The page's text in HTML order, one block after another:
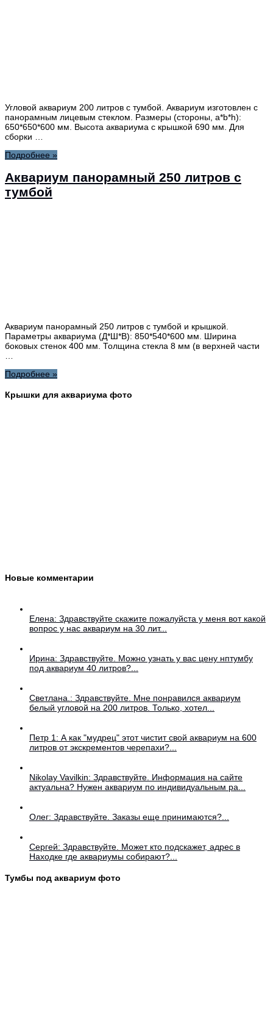
Угловой аквариум 200 литров с тумбой. Аквариум изготовлен с
панорамным лицевым стеклом. Размеры (стороны, a*b*h):
650*650*600 мм. Высота аквариума с крышкой 690 мм. Для
сборки …
Подробнее »
Аквариум панорамный 250 литров с
тумбой
Аквариум панорамный 250 литров с тумбой и крышкой.
Параметры аквариума (Д*Ш*В): 850*540*600 мм. Ширина
боковых стенок 400 мм. Толщина стекла 8 мм (в верхней части
Подробнее »
Крышки для аквариума фото
Новые комментарии
Елена: Здравствуйте скажите пожалуйста у меня вот какой
вопрос у нас аквариум на 30 лит...
Ирина: Здравствуйте. Можно узнать у вас цену нптумбу
под аквариум 40 литров?...
Светлана.: Здравствуйте. Мне понравился аквариум
белый угловой на 200 литров. Только, хотел...
Петр 1: А как "мудрец" этот чистит свой аквариум на 600
литров от экскрементов черепахи?...
Nikolay Vavilkin: Здравствуйте. Информация на сайте
актуальна? Нужен аквариум по индивидуальным ра...
Олег: Здравствуйте. Заказы еще принимаются?...
Сергей: Здравствуйте. Может кто подскажет, адрес в
Находке где аквариумы собирают?...
Тумбы под аквариум фото